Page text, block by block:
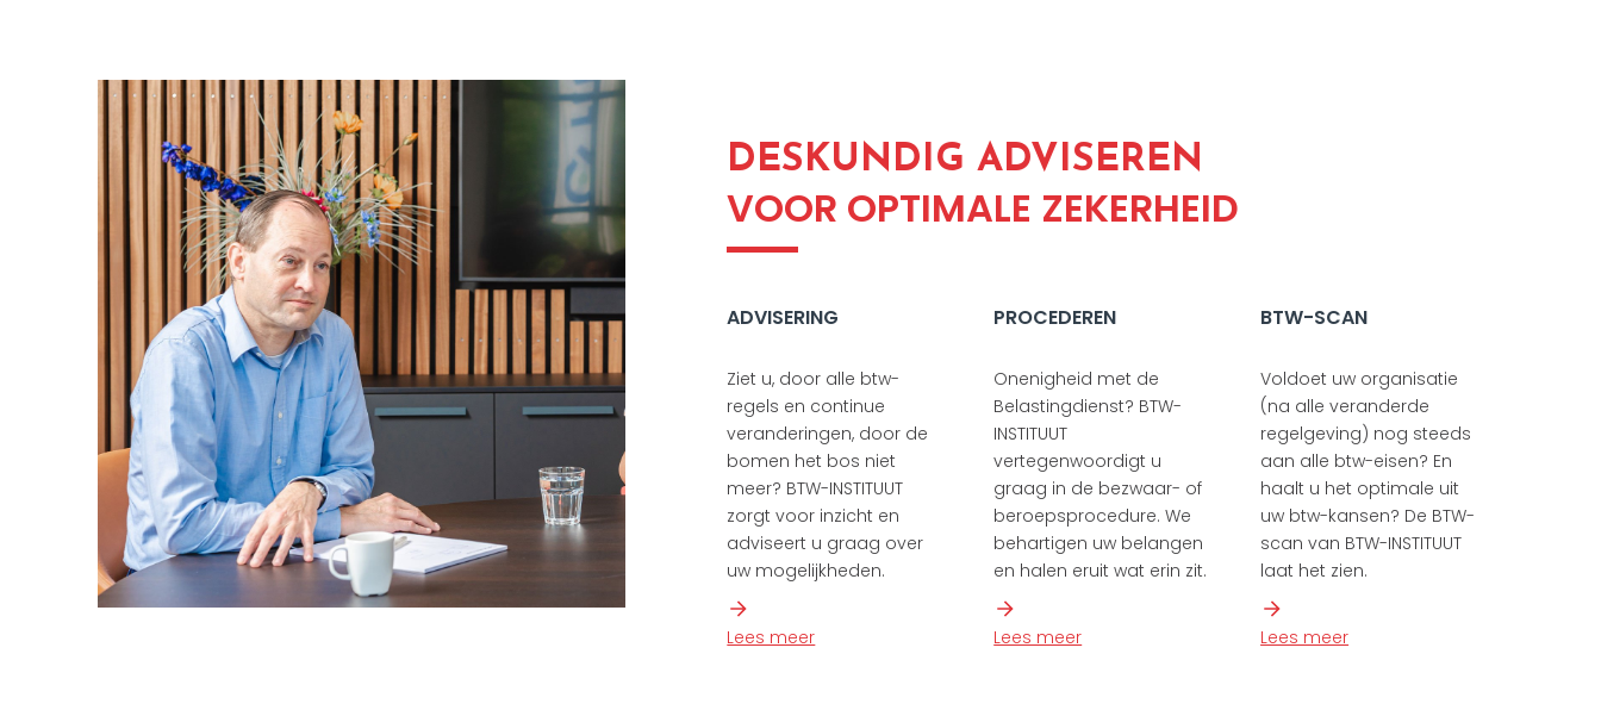
DESKUNDIG ADVISEREN
VOOR OPTIMALE ZEKERHEID
ADVISERING
Ziet u, door alle btw-
regels en continue
veranderingen, door de
bomen het bos niet
meer? BTW-INSTITUUT
zorgt voor inzicht en
adviseert u graag over
uw mogelijkheden.
Lees meer
PROCEDEREN
Onenigheid met de
Belastingdienst? BTW-
INSTITUUT
vertegenwoordigt u
graag in de bezwaar- of
beroepsprocedure. We
behartigen uw belangen
en halen eruit wat erin zit.
Lees meer
BTW-SCAN
Voldoet uw organisatie
(na alle veranderde
regelgeving) nog steeds
aan alle btw-eisen? En
haalt u het optimale uit
uw btw-kansen? De BTW-
scan van BTW-INSTITUUT
laat het zien.
Lees meer